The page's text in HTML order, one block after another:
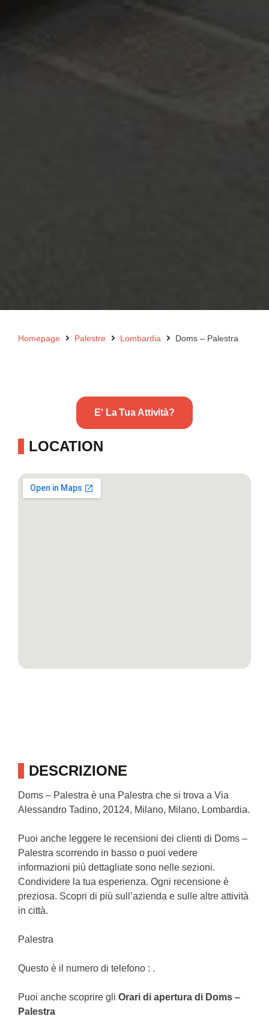
Homepage Palestre Lombardia Doms – Palestra
DESCRIZIONE
Doms – Palestra è una Palestra che si trova a Via
Alessandro Tadino, 20124, Milano, Milano, Lombardia.
Puoi anche leggere le recensioni dei clienti di Doms –
Palestra scorrendo in basso o puoi vedere
informazioni più dettagliate sono nelle sezioni.
Condividere la tua esperienza. Ogni recensione è
preziosa. Scopri di più sull’azienda e sulle altre attività
in città.
Palestra
Questo è il numero di telefono : .
Puoi anche scoprire gli Orari di apertura di Doms –
Palestra
E' La Tua Attività?
LOCATION